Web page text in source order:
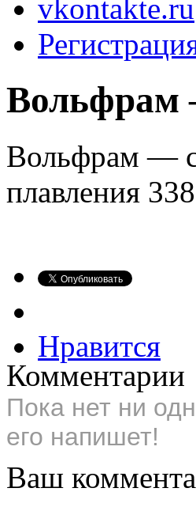
Вольфрам
Вольфрам —
плавления
Нравится
Комментарии
Пока нет ни
его напишет!
Ваш